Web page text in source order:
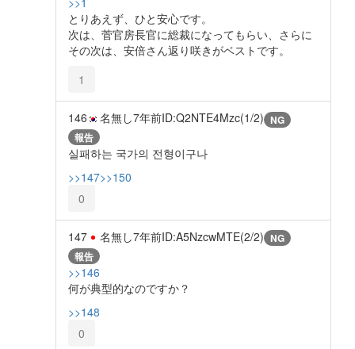
とりあえず、ひと安心です。
次は、菅官房長官に総裁になってもらい、さらに
その次は、安倍さん返り咲きがベストです。
1
146 名無し7年前ID:Q2NTE4Mzc(1/2) NG
報告
실패하는 국가의 전형이구나
>>147>>150
0
147 名無し7年前ID:A5NzcwMTE(2/2) NG
報告
>>146
何が典型的なのですか？
>>148
0